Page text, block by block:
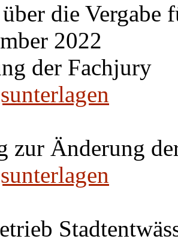
die Vergabe
2022
der Fachjury
zur Änderung